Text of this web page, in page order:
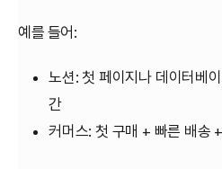
예를 들어:
노션: 첫 페이지나 데이터베
간
커머스: 첫 구매 + 빠른 배송